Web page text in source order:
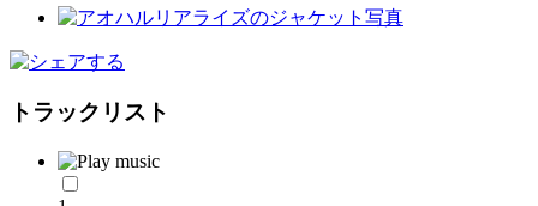
トラックリスト